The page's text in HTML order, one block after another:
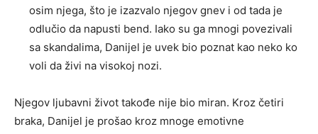
osim njega, što je izazvalo njegov gnev i od tada je
odlučio da napusti bend. Iako su ga mnogi povezivali
sa skandalima, Danijel je uvek bio poznat kao neko ko
voli da živi na visokoj nozi.
Njegov ljubavni život takođe nije bio miran. Kroz četiri
braka, Danijel je prošao kroz mnoge emotivne